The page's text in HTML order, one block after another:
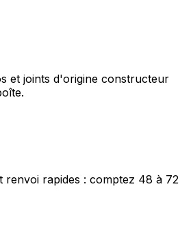
et joints d'origine constructeur
renvoi rapides : comptez 48 à 72